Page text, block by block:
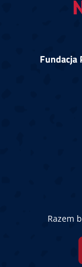
Fundacja
Razem